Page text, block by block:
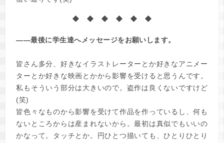
◆ ◆ ◆ ◆ ◆ ◆
――最後に学生達へメッセージをお願いします。
皆さん多分、好きなイラストレーターとか好きなアニメー
ターとか好きな映画とかから影響を受けると思うんです。
私もそういう部分は大きいので。盗作は良くないですけど
(笑)
皆色々なものから影響を受けて作品を作っているし、何も
ないところからは産まれないから。最初は真似でもいいの
かなって。タッチとか。円ひとつ描いても、ひとりひとり